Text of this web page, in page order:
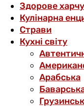
Здорове
Кулінарна
Страви
Кухні світу
Арабська